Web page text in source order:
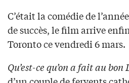
C’était la comédie de
de succès, le film arrive
Toronto ce vendredi 6 mars.
Qu’est-ce qu’on a fait au bon